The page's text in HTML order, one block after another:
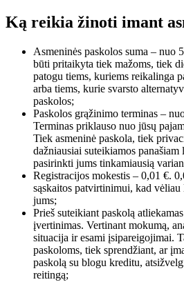
Ką reikia žinoti imant
Asmeninės paskolos suma – nuo
būti pritaikyta tiek mažoms, tiek
patogu tiems, kuriems reikalinga
arba tiems, kurie svarsto
paskolos;
Paskolos grąžinimo terminas –
Terminas priklauso nuo jūsų
Tiek asmeninė paskola, tiek
dažniausiai suteikiamos
pasirinkti jums tinkamiausią
Registracijos mokestis – 0,01 €.
sąskaitos patvirtinimui, kad vėliau
jums;
Prieš suteikiant paskolą
įvertinimas. Vertinant mokumą,
situacija ir esami įsipareigojimai.
paskoloms, tiek sprendžiant, ar
paskolą su blogu kreditu,
reitingą;